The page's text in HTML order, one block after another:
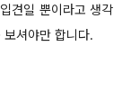
견일 뿐이라고 생각
셔야만 합니다.